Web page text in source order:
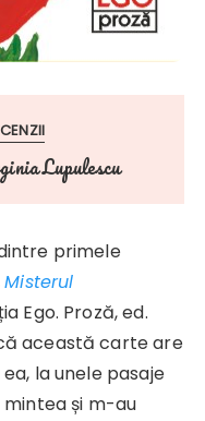
Lupulescu
primele
Misterul
Ego. Proză, ed.
această carte are
la unele pasaje
și m-au